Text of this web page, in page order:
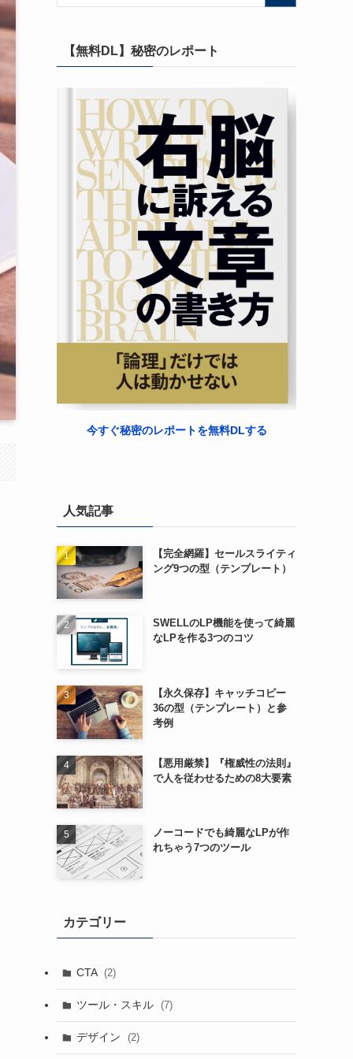
【無料DL】秘密のレポート
今すぐ秘密のレポートを無料DLする
人気記事
【完全網羅】セールスライティ
ング9つの型（テンプレート）
SWELLのLP機能を使って綺麗
なLPを作る3つのコツ
【永久保存】キャッチコピー
36の型（テンプレート）と参
考例
【悪用厳禁】『権威性の法則』
で人を従わせるための8大要素
ノーコードでも綺麗なLPが作
れちゃう7つのツール
カテゴリー
CTA (2)
ツール・スキル (7)
デザイン (2)